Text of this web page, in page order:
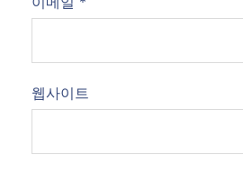
웹사이트